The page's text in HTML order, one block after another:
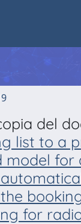
del
list to a
model for
for